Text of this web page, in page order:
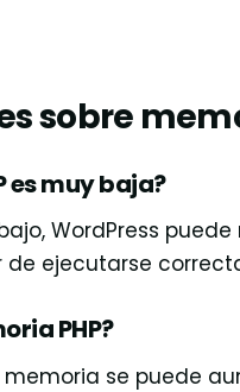
sobre
es muy baja?
WordPress
ejecutarse
PHP?
memoria se puede